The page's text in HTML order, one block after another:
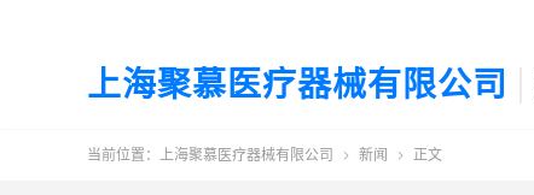
上海聚慕医疗器械有限公司
当前位置： 上海聚慕医疗器械有限公司  新闻  正文